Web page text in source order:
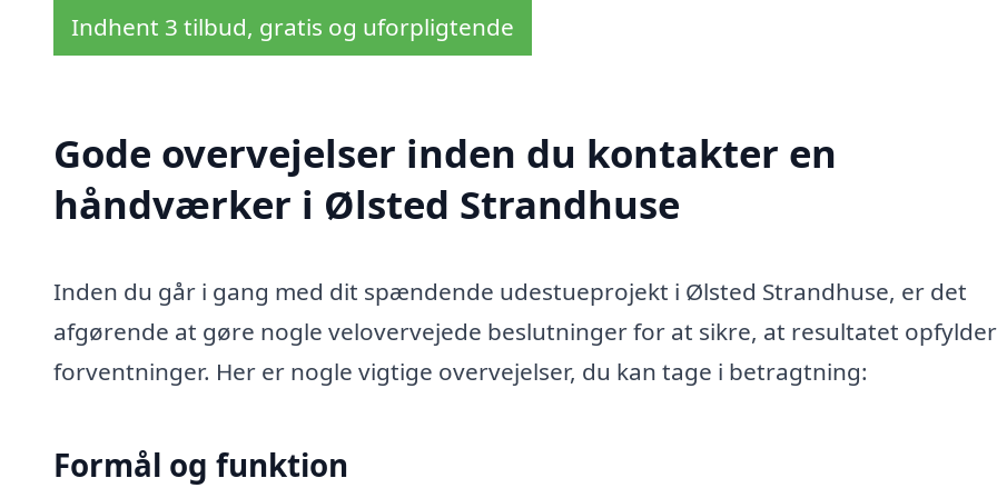
Indhent 3 tilbud, gratis og uforpligtende
Gode overvejelser inden du kontakter en
håndværker i Ølsted Strandhuse
Inden du går i gang med dit spændende udestueprojekt i Ølsted Strandhuse, er det
afgørende at gøre nogle velovervejede beslutninger for at sikre, at resultatet
forventninger. Her er nogle vigtige overvejelser, du kan tage i betragtning:
Formål og funktion